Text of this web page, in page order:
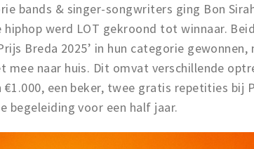
bands & singer-songwriters ging Bon
hiphop werd LOT gekroond tot winnaar.
Breda 2025’ in hun categorie
mee naar huis. Dit omvat verschillende
€1.000, een beker, twee gratis repetities bij
begeleiding voor een half jaar.